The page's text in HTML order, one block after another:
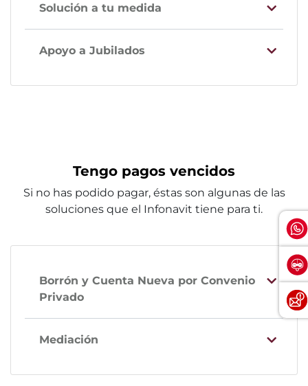
Solución a tu medida
Apoyo a Jubilados
Tengo pagos vencidos
Si no has podido pagar, éstas son algunas de las
soluciones que el Infonavit tiene para ti.
Borrón y Cuenta Nueva por Convenio
Privado
Mediación